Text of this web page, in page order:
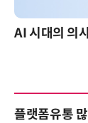
플랫폼유통